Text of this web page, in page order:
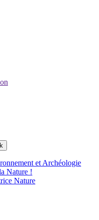
et Archéologie
Nature !
Nature